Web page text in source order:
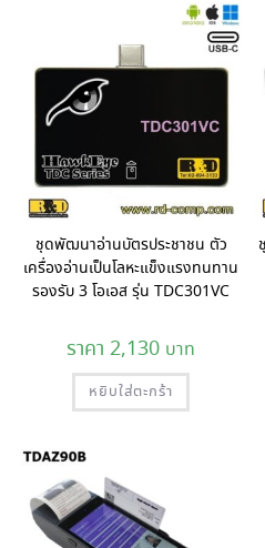
ชุดพัฒนาอ่านบัตรประชาชน ตัว
เครื่องอ่านเป็นโลหะแข็งแรงทนทาน
รองรับ 3 โอเอส รุ่น TDC301VC
2,130
หยิบใส่ตะกร้า